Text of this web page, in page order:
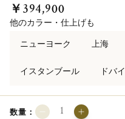
￥394,900
他のカラー・仕上げも
ニューヨーク
上海
イスタンブール ドバイ
数量：